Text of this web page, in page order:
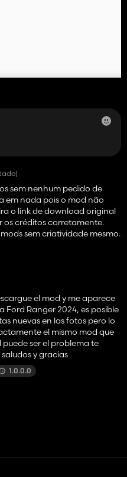
sem nenhum pedido de
em nada pois o mod não
o link de download original
os créditos corretamente.
sem criatividade mesmo.
el mod y me aparece
Ford Ranger 2024, es posible
nuevas en las fotos pero lo
el mismo mod que
puede ser el problema te
y gracias
1.0.0.0